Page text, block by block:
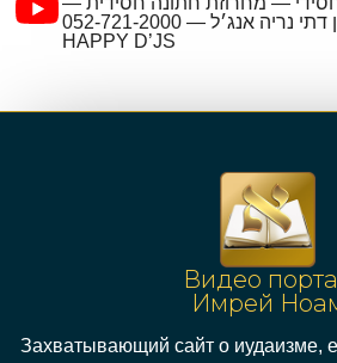
תקליטן דתי נריה אנג׳ל — 052-721-2000 —
HAPPY D’JS
Видео
Имрей
Захватывающий сайт о иудаизме,